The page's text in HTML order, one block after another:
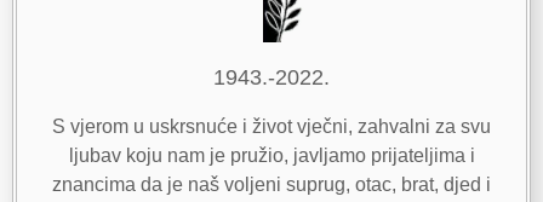
1943.-2022.
S vjerom u uskrsnuće i život vječni, zahvalni za svu
ljubav koju nam je pružio, javljamo prijateljima i
znancima da je naš voljeni suprug, otac, brat, djed i